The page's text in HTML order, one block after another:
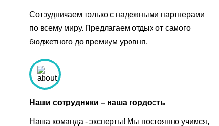
Сотрудничаем только с надежными партнерами
по всему миру. Предлагаем отдых от самого
бюджетного до премиум уровня.
Наши сотрудники – наша гордость
Наша команда - эксперты! Мы постоянно учимся,